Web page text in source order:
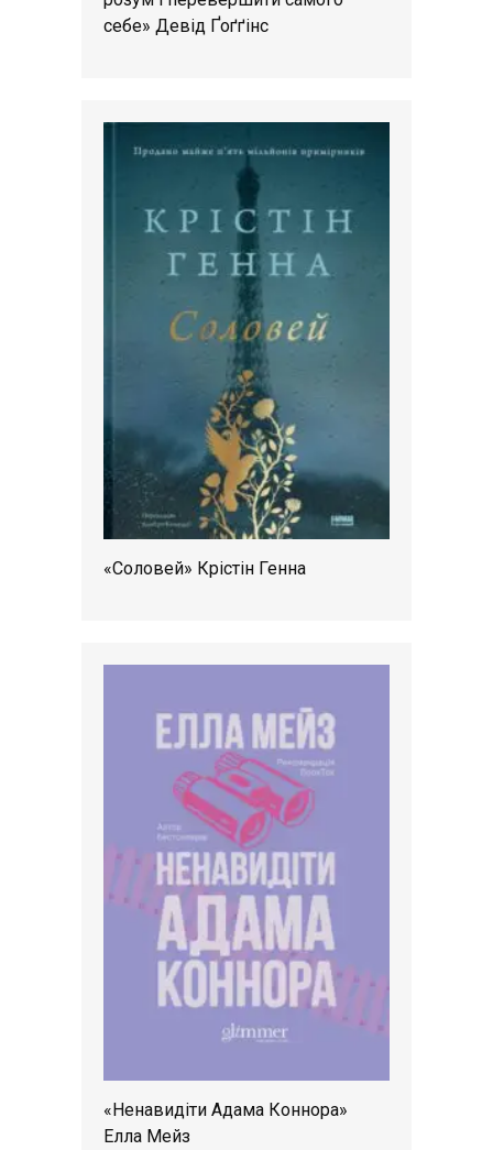
себе» Девід Ґоґґінс
«Соловей» Крістін Генна
«Ненавидіти Адама Коннора»
Елла Мейз